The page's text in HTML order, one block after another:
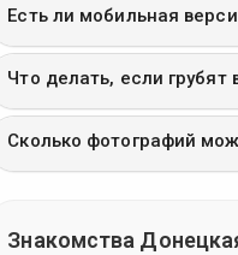
Есть ли мобильная
Что делать, если грубят
Сколько фотографий
Знакомства